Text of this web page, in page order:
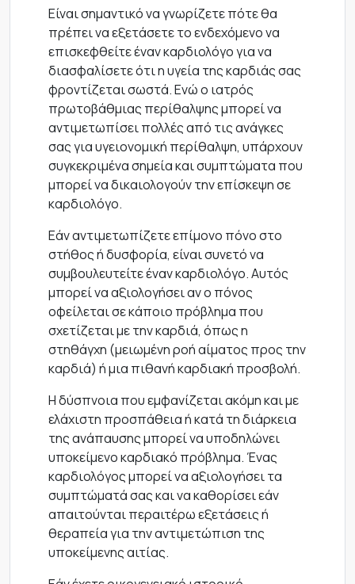
Είναι σημαντικό να γνωρίζετε πότε θα
πρέπει να εξετάσετε το ενδεχόμενο να
επισκεφθείτε έναν καρδιολόγο για να
διασφαλίσετε ότι η υγεία της καρδιάς σας
φροντίζεται σωστά. Ενώ ο ιατρός
πρωτοβάθμιας περίθαλψης μπορεί να
αντιμετωπίσει πολλές από τις ανάγκες
σας για υγειονομική περίθαλψη, υπάρχουν
συγκεκριμένα σημεία και συμπτώματα που
μπορεί να δικαιολογούν την επίσκεψη σε
καρδιολόγο.
Εάν αντιμετωπίζετε επίμονο πόνο στο
στήθος ή δυσφορία, είναι συνετό να
συμβουλευτείτε έναν καρδιολόγο. Αυτός
μπορεί να αξιολογήσει αν ο πόνος
οφείλεται σε κάποιο πρόβλημα που
σχετίζεται με την καρδιά, όπως η
στηθάγχη (μειωμένη ροή αίματος προς την
καρδιά) ή μια πιθανή καρδιακή προσβολή.
Η δύσπνοια που εμφανίζεται ακόμη και με
ελάχιστη προσπάθεια ή κατά τη διάρκεια
της ανάπαυσης μπορεί να υποδηλώνει
υποκείμενο καρδιακό πρόβλημα. Ένας
καρδιολόγος μπορεί να αξιολογήσει τα
συμπτώματά σας και να καθορίσει εάν
απαιτούνται περαιτέρω εξετάσεις ή
θεραπεία για την αντιμετώπιση της
υποκείμενης αιτίας.